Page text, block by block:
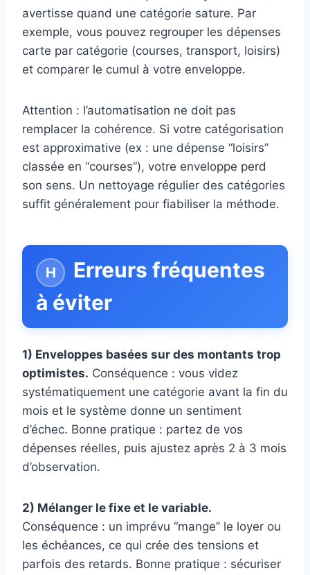
avertisse quand une catégorie sature. Par
exemple, vous pouvez regrouper les dépenses
carte par catégorie (courses, transport, loisirs)
et comparer le cumul à votre enveloppe.
Attention : l’automatisation ne doit pas
remplacer la cohérence. Si votre catégorisation
est approximative (ex : une dépense “loisirs”
classée en “courses”), votre enveloppe perd
son sens. Un nettoyage régulier des catégories
suffit généralement pour fiabiliser la méthode.
Erreurs fréquentes
à éviter
1) Enveloppes basées sur des montants trop
optimistes. Conséquence : vous videz
systématiquement une catégorie avant la fin du
mois et le système donne un sentiment
d’échec. Bonne pratique : partez de vos
dépenses réelles, puis ajustez après 2 à 3 mois
d’observation.
2) Mélanger le fixe et le variable.
Conséquence : un imprévu “mange” le loyer ou
les échéances, ce qui crée des tensions et
parfois des retards. Bonne pratique : sécuriser